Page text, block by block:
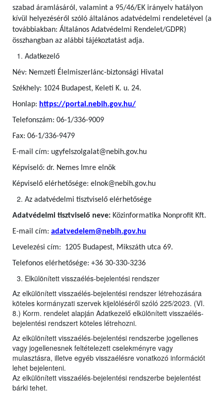
szabad áramlásáról, valamint a 95/46/EK irányelv hatályon
kívül helyezéséről szóló általános adatvédelmi rendeletével (a
továbbiakban: Általános Adatvédelmi Rendelet/GDPR)
összhangban az alábbi tájékoztatást adja.
Adatkezelő
Név: Nemzeti Élelmiszerlánc-biztonsági Hivatal
Székhely: 1024 Budapest, Keleti K. u. 24.
Honlap: https://portal.nebih.gov.hu/
Telefonszám: 06-1/336-9009
Fax: 06-1/336-9479
E-mail cím: ugyfelszolgalat@nebih.gov.hu
Képviselő: dr. Nemes Imre elnök
Képviselő elérhetősége: elnok@nebih.gov.hu
Az adatvédelmi tisztviselő elérhetősége
Adatvédelmi tisztviselő neve: Közinformatika Nonprofit Kft.
E-mail cím: adatvedelem@nebih.gov.hu
Levelezési cím: 1205 Budapest, Mikszáth utca 69.
Telefonos elérhetősége: +36 30-330-3236
Elkülönített visszaélés-bejelentési rendszer
Az elkülönített visszaélés-bejelentési rendszer létrehozására
köteles kormányzati szervek kijelöléséről szóló 225/2023. (VI.
8.) Korm. rendelet alapján Adatkezelő elkülönített visszaélés-
bejelentési rendszert köteles létrehozni.
Az elkülönített visszaélés-bejelentési rendszerbe jogellenes
vagy jogellenesnek feltételezett cselekményre vagy
mulasztásra, illetve egyéb visszaélésre vonatkozó információt
lehet bejelenteni.
Az elkülönített visszaélés-bejelentési rendszerbe bejelentést
bárki tehet.